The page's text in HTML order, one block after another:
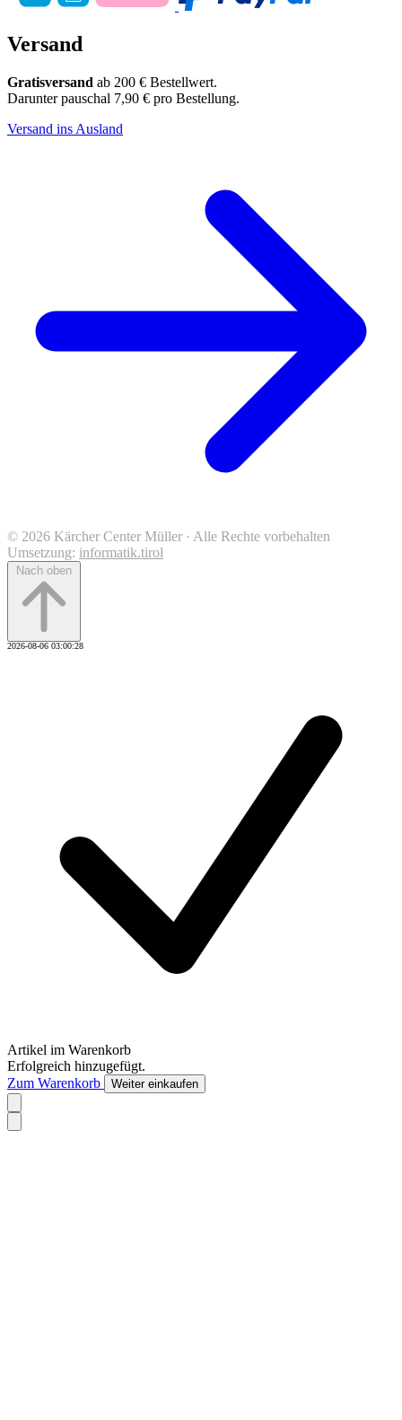
Versand
Gratisversand ab 200 € Bestellwert.
Darunter pauschal 7,90 € pro Bestellung.
Versand ins Ausland
© 2026 Kärcher Center Müller · Alle Rechte vorbehalten
Umsetzung: informatik.tirol
Nach oben
2026-08-06 03:00:28
Artikel im Warenkorb
Erfolgreich hinzugefügt.
Zum Warenkorb
Weiter einkaufen